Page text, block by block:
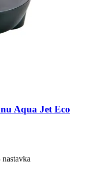
Aqua Jet Eco